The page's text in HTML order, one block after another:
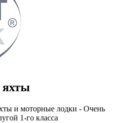
и моторные лодки - Очень
1-го класса